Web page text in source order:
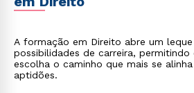
A formação em Direito abre um
possibilidades de carreira, permitindo
escolha o caminho que mais se
aptidões.